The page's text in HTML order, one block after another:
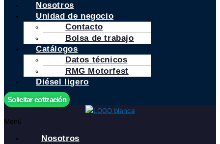
Nosotros
Unidad de negocio
Contacto
Bolsa de trabajo
Catálogos
Datos técnicos
RMG Motorfest
Diésel ligero
Solicitar cotización
Menú
Nosotros